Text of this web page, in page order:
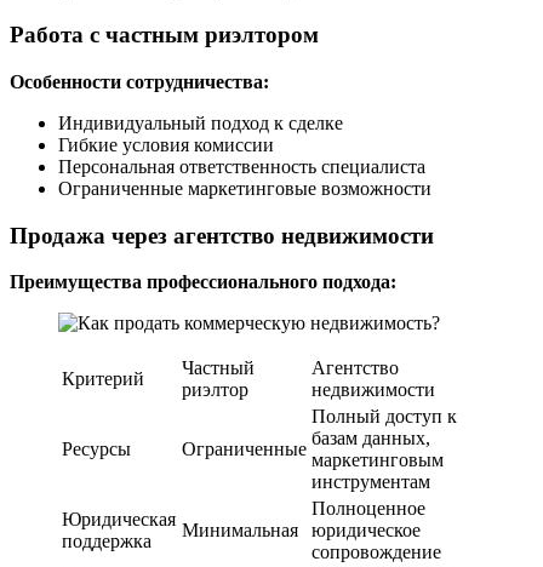
Работа с частным риэлтором
Особенности сотрудничества:
Индивидуальный подход к сделке
Гибкие условия комиссии
Персональная ответственность специалиста
Ограниченные маркетинговые возможности
Продажа через агентство недвижимости
Преимущества профессионального подхода:
Критерий
Частный
риэлтор
Агентство
недвижимости
Ресурсы Ограниченные
Полный доступ к
базам данных,
маркетинговым
инструментам
Юридическая
поддержка
Минимальная
Полноценное
юридическое
сопровождение